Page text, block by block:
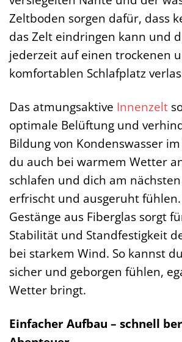
Zeltboden sorgen dafür, dass
das Zelt eindringen kann und
jederzeit auf einen trockenen
komfortablen Schlafplatz
Das atmungsaktive Innenzelt
optimale Belüftung und
Bildung von Kondenswasser
du auch bei warmem Wetter
schlafen und dich am
erfrischt und ausgeruht
Gestänge aus Fiberglas sorgt
Stabilität und Standfestigkeit
bei starkem Wind. So kannst
sicher und geborgen fühlen,
Wetter bringt.
Einfacher Aufbau – schnell